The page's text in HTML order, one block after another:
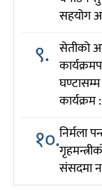
सहयोग
९. सेतीको
कार्यक्रम
१०.निर्मला
संसदमा